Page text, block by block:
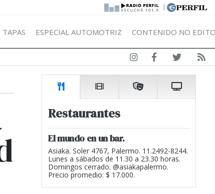
|
TAPAS ESPECIAL AUTOMOTRIZ CONTENIDO NO
Restaurantes
El mundo en un bar.
Asiaka. Soler 4767, Palermo. 11.2492-8244.
Lunes a sábados de 11.30 a 23.30 horas.
Domingos cerrado. @asiakapalermo.
Precio promedio: $ 17.000.